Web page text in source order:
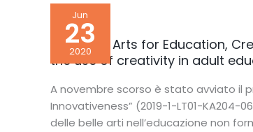
Jun
23
2020
“Applying Arts for Education,
the use of creativity in adult
A novembre scorso è stato avviato il
Innovativeness” (2019-1-LT01-
delle belle arti nell’educazione non
“Applying
Arts
for
Education,
Creativity
and
European
project
promoting
the